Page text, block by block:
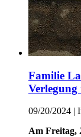
Familie
09/20/2024 |
Am Freitag,